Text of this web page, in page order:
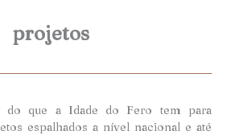
projetos
do que a Idade do Fero tem para
espalhados a nível nacional e até